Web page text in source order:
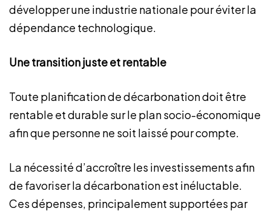
développer une industrie nationale pour éviter la
dépendance technologique.
Une transition juste et rentable
Toute planification de décarbonation doit être
rentable et durable sur le plan socio-économique
afin que personne ne soit laissé pour compte.
La nécessité d’accroître les investissements afin
de favoriser la décarbonation est inéluctable.
Ces dépenses, principalement supportées par